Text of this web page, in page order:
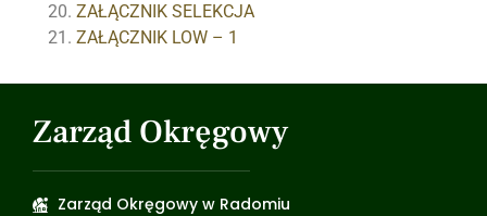
ZAŁĄCZNIK SELEKCJA
ZAŁĄCZNIK LOW – 1
Zarząd Okręgowy
Zarząd Okręgowy w Radomiu